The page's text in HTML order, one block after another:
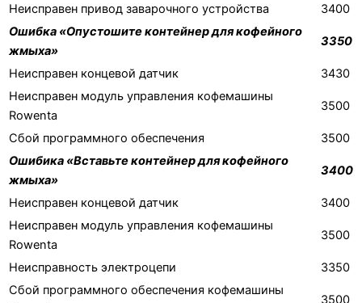
Неисправен привод заварочного устройства
3400
Ошибка «Опустошите контейнер для кофейного
жмыха»
3350
Неисправен концевой датчик
3430
Неисправен модуль управления кофемашины
Rowenta
3500
Сбой программного обеспечения
3500
Ошибика «Вставьте контейнер для кофейного
жмыха»
3400
Неисправен концевой датчик
3400
Неисправен модуль управления кофемашины
Rowenta
3500
Неисправность электроцепи
3350
Сбой программного обеспечения кофемашины
3500